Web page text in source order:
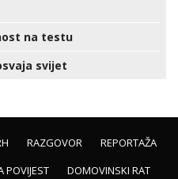
na testu
svijet
RAZGOVOR
REPORTAŽA
POVIJEST
DOMOVINSKI RAT